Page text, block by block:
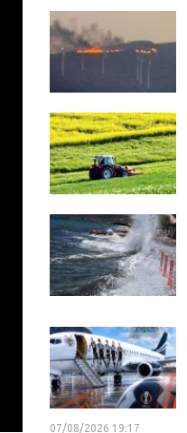
07/08/2026 19:17